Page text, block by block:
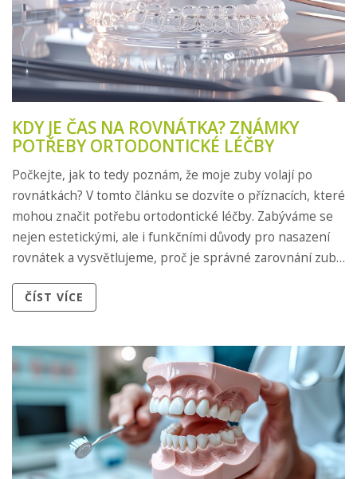
KDY JE ČAS NA ROVNÁTKA? ZNÁMKY
POTŘEBY ORTODONTICKÉ LÉČBY
Počkejte, jak to tedy poznám, že moje zuby volají po
rovnátkách? V tomto článku se dozvíte o příznacích, které
mohou značit potřebu ortodontické léčby. Zabýváme se
nejen estetickými, ale i funkčními důvody pro nasazení
rovnátek a vysvětlujeme, proč je správné zarovnání zubů
ani na tipy, jak se orientovat ve světě ortodontických
ČÍST VÍCE